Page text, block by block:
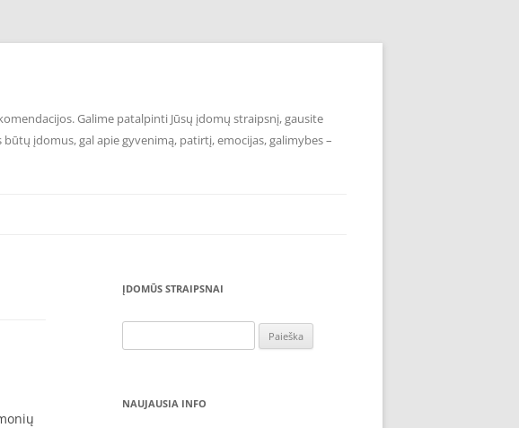
Galime patalpinti Jūsų įdomų straipsnį, gausite
įdomus, gal apie gyvenimą, patirtį, emocijas, galimybes –
ĮDOMŪS STRAIPSNAI
NAUJAUSIA INFO